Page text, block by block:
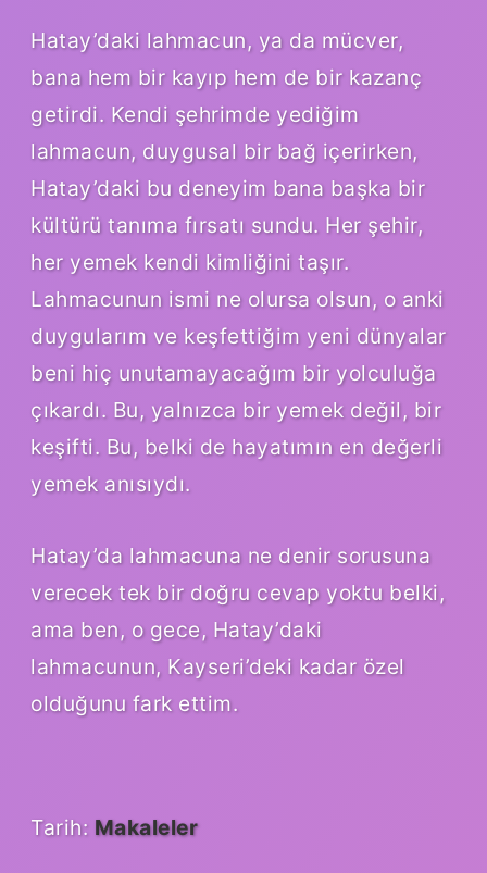
Hatay’daki lahmacun, ya da mücver,
bana hem bir kayıp hem de bir kazanç
getirdi. Kendi şehrimde yediğim
lahmacun, duygusal bir bağ içerirken,
Hatay’daki bu deneyim bana başka bir
kültürü tanıma fırsatı sundu. Her şehir,
her yemek kendi kimliğini taşır.
Lahmacunun ismi ne olursa olsun, o anki
duygularım ve keşfettiğim yeni dünyalar
beni hiç unutamayacağım bir yolculuğa
çıkardı. Bu, yalnızca bir yemek değil, bir
keşifti. Bu, belki de hayatımın en değerli
yemek anısıydı.
Hatay’da lahmacuna ne denir sorusuna
verecek tek bir doğru cevap yoktu belki,
ama ben, o gece, Hatay’daki
lahmacunun, Kayseri’deki kadar özel
olduğunu fark ettim.
Tarih: Makaleler